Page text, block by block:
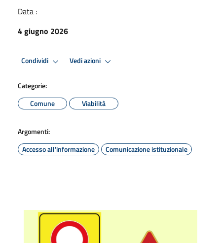
Data :
4 giugno 2026
Condividi Vedi azioni
Categorie:
Comune
Viabilità
Argomenti:
Accesso all'informazione
Comunicazione istituzionale